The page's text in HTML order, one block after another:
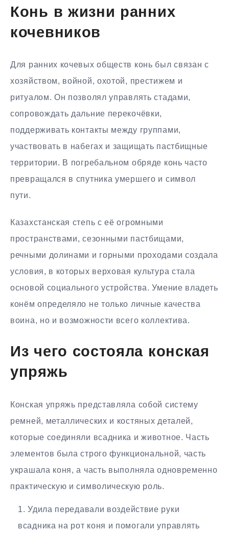
Конь в жизни ранних
кочевников
Для ранних кочевых обществ конь был связан с
хозяйством, войной, охотой, престижем и
ритуалом. Он позволял управлять стадами,
сопровождать дальние перекочёвки,
поддерживать контакты между группами,
участвовать в набегах и защищать пастбищные
территории. В погребальном обряде конь часто
превращался в спутника умершего и символ
пути.
Казахстанская степь с её огромными
пространствами, сезонными пастбищами,
речными долинами и горными проходами создала
условия, в которых верховая культура стала
основой социального устройства. Умение владеть
конём определяло не только личные качества
воина, но и возможности всего коллектива.
Из чего состояла конская
упряжь
Конская упряжь представляла собой систему
ремней, металлических и костяных деталей,
которые соединяли всадника и животное. Часть
элементов была строго функциональной, часть
украшала коня, а часть выполняла одновременно
практическую и символическую роль.
Удила передавали воздействие руки
всадника на рот коня и помогали управлять